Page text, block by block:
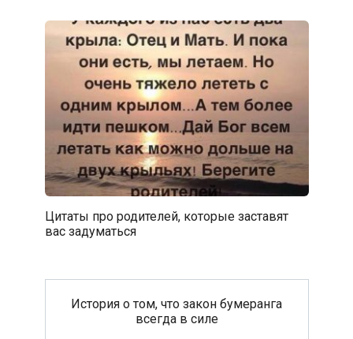
Цитаты про родителей, которые заставят
вас задуматься
История о том, что закон бумеранга
всегда в силе